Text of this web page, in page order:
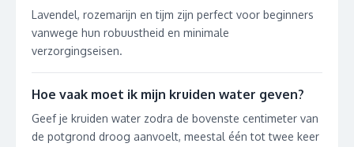
Lavendel, rozemarijn en tijm zijn perfect voor beginners
vanwege hun robuustheid en minimale
verzorgingseisen.
Hoe vaak moet ik mijn kruiden water geven?
Geef je kruiden water zodra de bovenste centimeter van
de potgrond droog aanvoelt, meestal één tot twee keer